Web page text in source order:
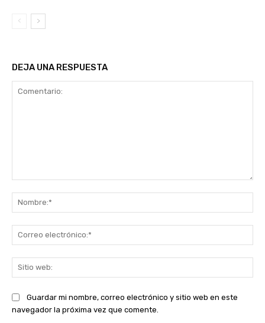
DEJA UNA RESPUESTA
Guardar mi nombre, correo electrónico y sitio web en este
navegador la próxima vez que comente.